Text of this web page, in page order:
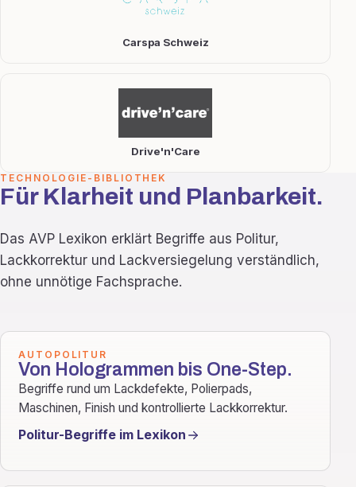
Carspa Schweiz
Drive'n'Care
TECHNOLOGIE-BIBLIOTHEK
Für Klarheit und Planbarkeit.
Das AVP Lexikon erklärt Begriffe aus Politur,
Lackkorrektur und Lackversiegelung verständlich,
ohne unnötige Fachsprache.
AUTOPOLITUR
Von Hologrammen bis One-Step.
Begriffe rund um Lackdefekte, Polierpads,
Maschinen, Finish und kontrollierte Lackkorrektur.
Politur-Begriffe im Lexikon